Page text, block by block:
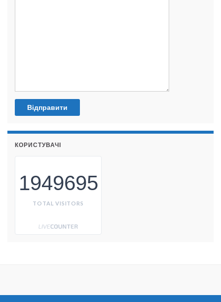
КОРИСТУВАЧІ
1949695
TOTAL VISITORS